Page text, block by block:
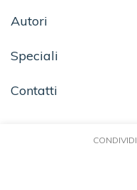
CONDIVIDI
Autori
Speciali
Contatti